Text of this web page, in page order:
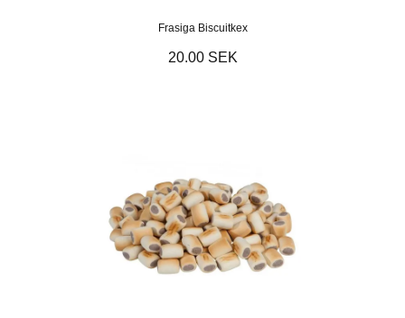
Frasiga Biscuitkex
20.00 SEK